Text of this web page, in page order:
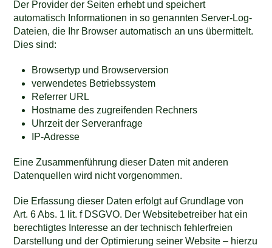
Der Provider der Seiten erhebt und speichert
automatisch Informationen in so genannten Server-Log-
Dateien, die Ihr Browser automatisch an uns übermittelt.
Dies sind:
Browsertyp und Browserversion
verwendetes Betriebssystem
Referrer URL
Hostname des zugreifenden Rechners
Uhrzeit der Serveranfrage
IP-Adresse
Eine Zusammenführung dieser Daten mit anderen
Datenquellen wird nicht vorgenommen.
Die Erfassung dieser Daten erfolgt auf Grundlage von
Art. 6 Abs. 1 lit. f DSGVO. Der Websitebetreiber hat ein
berechtigtes Interesse an der technisch fehlerfreien
Darstellung und der Optimierung seiner Website – hierzu